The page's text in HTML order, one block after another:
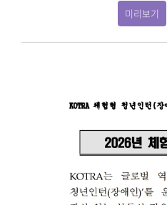
미리보기